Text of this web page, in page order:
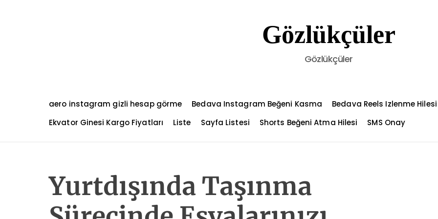
t
Gözlükçüler
Gözlükçüler
aero instagram gizli hesap görme Bedava Instagram Beğeni Kasma
Bedava Reels Izlenme Hilesi
Ekvator Ginesi Kargo Fiyatları
Liste Sayfa Listesi Shorts Beğeni Atma Hilesi SMS Onay
Yurtdışında Taşınma